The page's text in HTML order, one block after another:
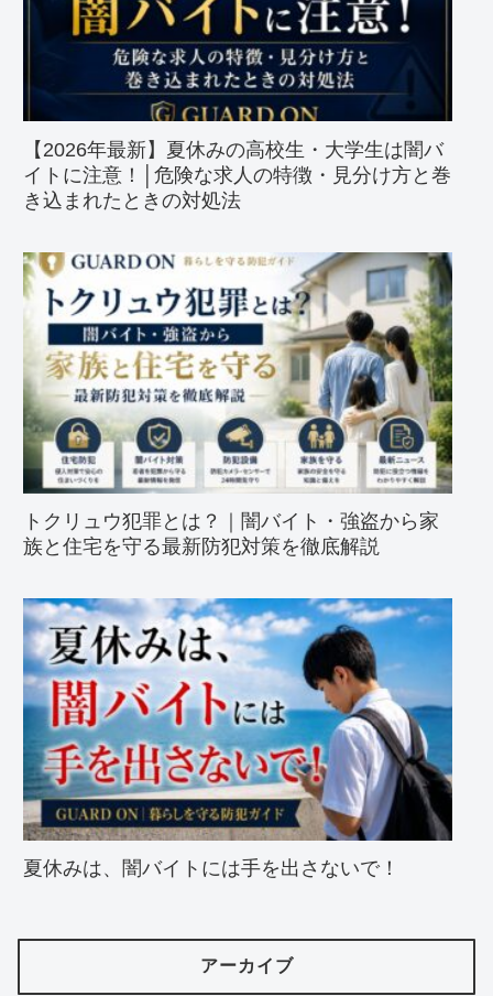
【2026年最新】夏休みの高校生・大学生は闇バ
イトに注意！│危険な求人の特徴・見分け方と巻
き込まれたときの対処法
トクリュウ犯罪とは？｜闇バイト・強盗から家
族と住宅を守る最新防犯対策を徹底解説
夏休みは、闇バイトには手を出さないで！
アーカイブ